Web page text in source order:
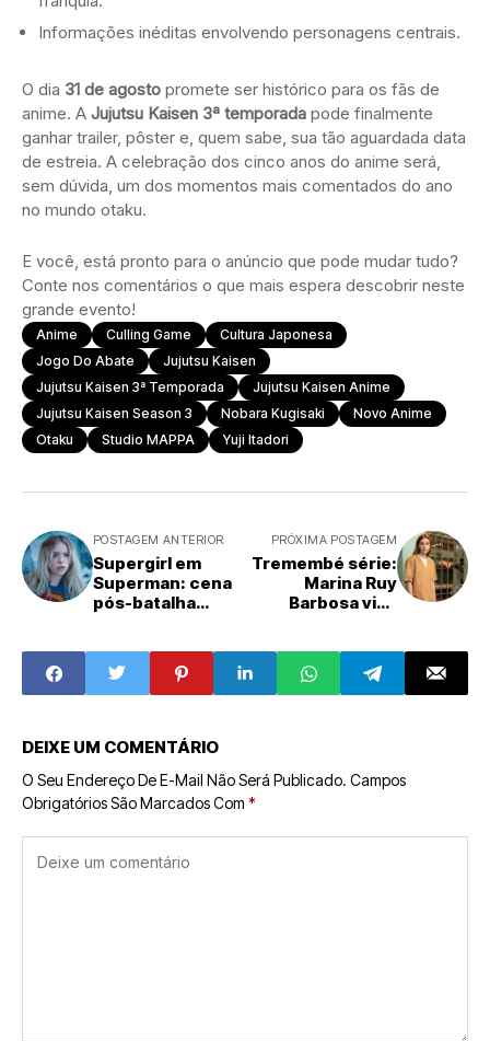
Informações inéditas envolvendo personagens centrais.
O dia 31 de agosto promete ser histórico para os fãs de
anime. A Jujutsu Kaisen 3ª temporada pode finalmente
ganhar trailer, pôster e, quem sabe, sua tão aguardada data
de estreia. A celebração dos cinco anos do anime será,
sem dúvida, um dos momentos mais comentados do ano
no mundo otaku.
E você, está pronto para o anúncio que pode mudar tudo?
Conte nos comentários o que mais espera descobrir neste
grande evento!
Anime Culling Game
Cultura Japonesa
Jogo Do Abate
Jujutsu Kaisen
Jujutsu Kaisen 3ª Temporada
Jujutsu Kaisen Anime
Jujutsu Kaisen Season 3
Nobara Kugisaki
Novo Anime
Otaku
Studio MAPPA Yuji Itadori
POSTAGEM ANTERIOR
Supergirl em
Superman: cena
pós-batalha
PRÓXIMA POSTAGEM
Tremembé série:
Marina Ruy
Barbosa vive
DEIXE UM COMENTÁRIO
O Seu Endereço De E-Mail Não Será Publicado. Campos
Obrigatórios São Marcados Com *